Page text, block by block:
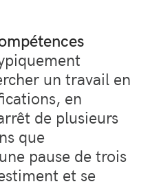
un travail en
en
de plusieurs
que
pause de trois
et se